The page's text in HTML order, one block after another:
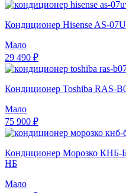
Кондиционер Hisense AS-
Мало
29 490 ₽
Кондиционер Toshiba RAS-
Мало
75 900 ₽
Кондиционер Морозко
НБ
Мало